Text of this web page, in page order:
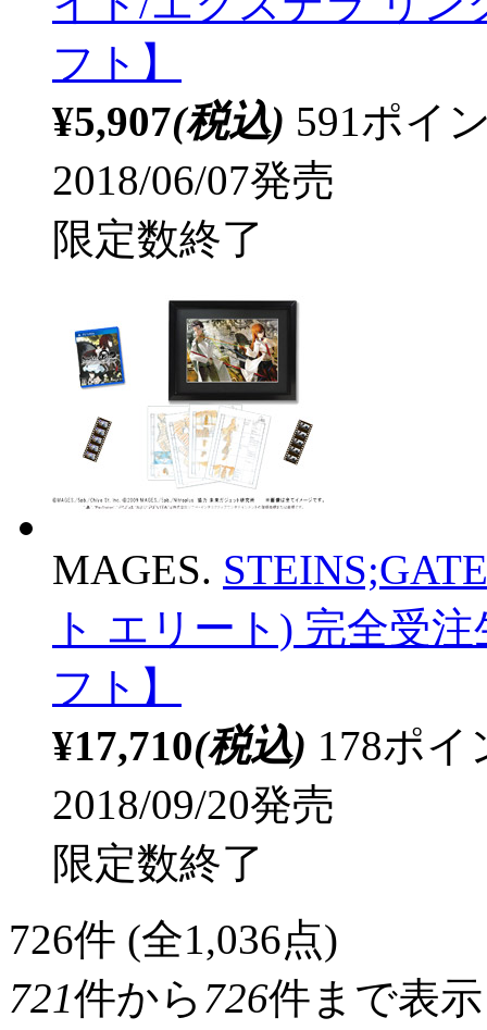
フト】
¥5,907(税込) 591ポイ
2018/06/07発売
限定数終了
MAGES.
ト エリート) 完全受
フト】
¥17,710(税込) 178ポ
2018/09/20発売
限定数終了
726件 (全1,036点)
721件から 726件まで表示